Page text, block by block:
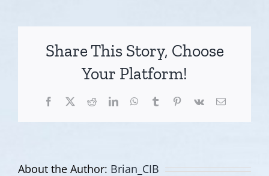
Интервю
Катрин
Управляващ
Bulgaria
Share This Story, Choose
Your Platform!
Facebook
X RedditLinkedInWhatsApp
TumblrPinterest
Vk Email
About the Author: Brian_CIB